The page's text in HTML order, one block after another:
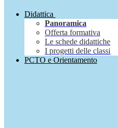
Didattica
Panoramica
Offerta formativa
Le schede didattiche
I progetti delle classi
PCTO e Orientamento